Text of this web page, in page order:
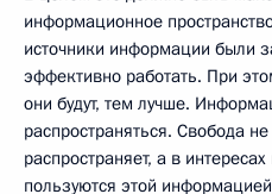
информационное
источники информации были
эффективно работать. При
они будут, тем лучше.
распространяться. Свобода
распространяет, а в
пользуются этой